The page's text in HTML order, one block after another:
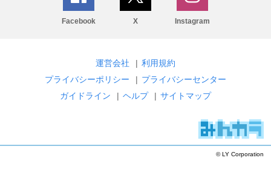
Facebook X Instagram
運営会社 | 利用規約
プライバシーポリシー
| プライバシーセンター
ガイドライン
| ヘルプ | サイトマップ
© LY Corporation